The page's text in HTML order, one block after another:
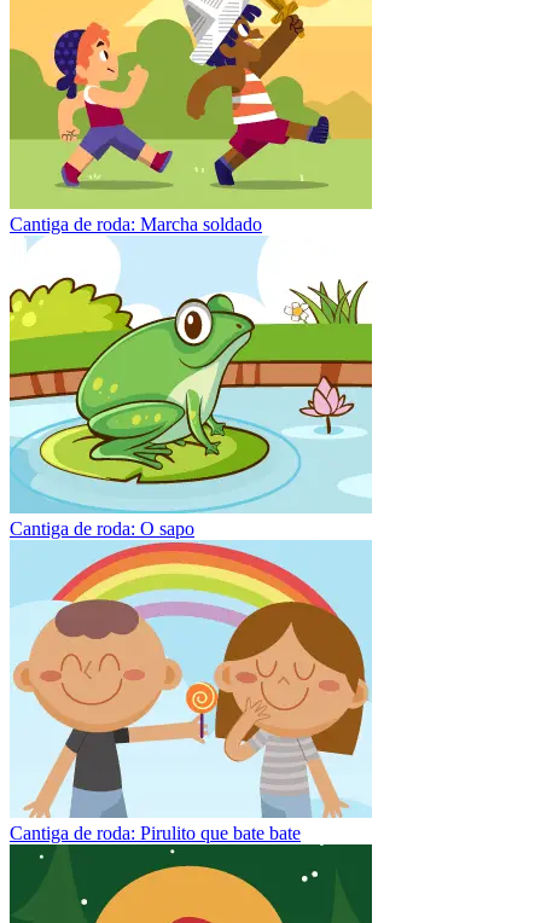
Cantiga de roda: Marcha soldado
Cantiga de roda: O sapo
Cantiga de roda: Pirulito que bate bate